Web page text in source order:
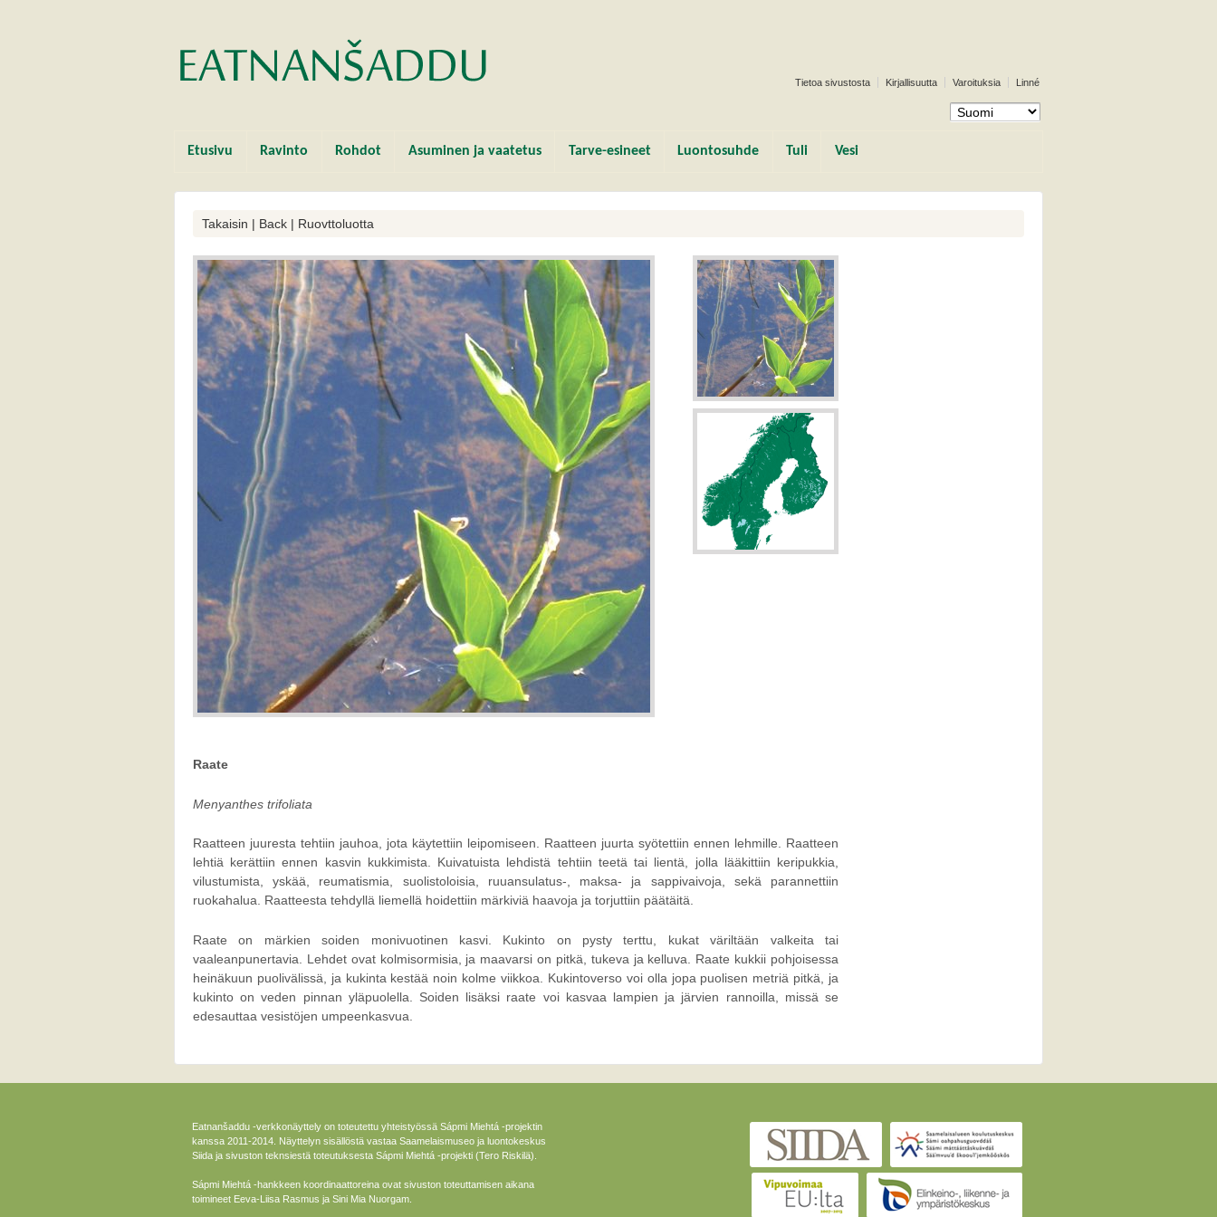
Tietoa sivustosta Kirjallisuutta Varoituksia Linné
Etusivu Ravinto Rohdot Asuminen ja vaatetus Tarve-esineet Luontosuhde Tuli Vesi
Takaisin | Back | Ruovttoluotta
Raate
Menyanthes trifoliata
Raatteen juuresta tehtiin jauhoa, jota käytettiin leipomiseen. Raatteen juurta syötettiin ennen lehmille. Raatteen
lehtiä kerättiin ennen kasvin kukkimista. Kuivatuista lehdistä tehtiin teetä tai lientä, jolla lääkittiin keripukkia,
vilustumista, yskää, reumatismia, suolistoloisia, ruuansulatus-, maksa- ja sappivaivoja, sekä parannettiin
ruokahalua. Raatteesta tehdyllä liemellä hoidettiin märkiviä haavoja ja torjuttiin päätäitä.
Raate on märkien soiden monivuotinen kasvi. Kukinto on pysty terttu, kukat väriltään valkeita tai
vaaleanpunertavia. Lehdet ovat kolmisormisia, ja maavarsi on pitkä, tukeva ja kelluva. Raate kukkii pohjoisessa
heinäkuun puolivälissä, ja kukinta kestää noin kolme viikkoa. Kukintoverso voi olla jopa puolisen metriä pitkä, ja
kukinto on veden pinnan yläpuolella. Soiden lisäksi raate voi kasvaa lampien ja järvien rannoilla, missä se
edesauttaa vesistöjen umpeenkasvua.
Eatnanšaddu -verkkonäyttely on toteutettu yhteistyössä Sápmi Miehtá -projektin
kanssa 2011-2014. Näyttelyn sisällöstä vastaa Saamelaismuseo ja luontokeskus
Siida ja sivuston teknsiestä toteutuksesta Sápmi Miehtá -projekti (Tero Riskilä).
Sápmi Miehtá -hankkeen koordinaattoreina ovat sivuston toteuttamisen aikana
toimineet Eeva-Liisa Rasmus ja Sini Mia Nuorgam.